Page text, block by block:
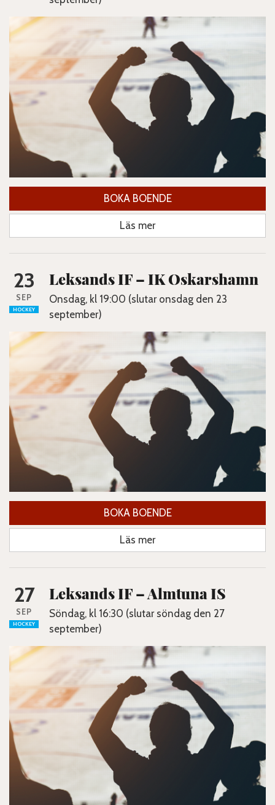
BOKA BOENDE
Läs mer
23
SEP
HOCKEY
Leksands IF – IK Oskarshamn
Onsdag, kl 19:00 (slutar onsdag den 23
september)
BOKA BOENDE
Läs mer
27
SEP
HOCKEY
Leksands IF – Almtuna IS
Söndag, kl 16:30 (slutar söndag den 27
september)